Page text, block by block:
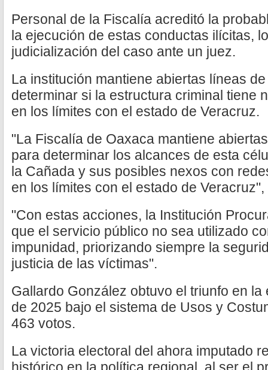
Personal de la Fiscalía acreditó la
la ejecución de estas conductas ilícitas,
judicialización del caso ante un juez.
La institución mantiene abiertas líneas
determinar si la estructura criminal tiene
en los límites con el estado de Veracruz.
"La Fiscalía de Oaxaca mantiene
para determinar los alcances de esta
la Cañada y sus posibles nexos con
en los límites con el estado de
"Con estas acciones, la Institución
que el servicio público no sea utilizado
impunidad, priorizando siempre la
justicia de las víctimas".
Gallardo González obtuvo el triunfo en
de 2025 bajo el sistema de Usos y
463 votos.
La victoria electoral del ahora imputado